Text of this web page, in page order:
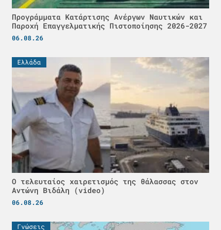
Προγράμματα Κατάρτισης Ανέργων Ναυτικών και
Παροχή Επαγγελματικής Πιστοποίησης 2026-2027
06.08.26
Ελλάδα
Ο τελευταίος χαιρετισμός της θάλασσας στον
Αντώνη Βιδάλη (video)
06.08.26
Γνώσεις